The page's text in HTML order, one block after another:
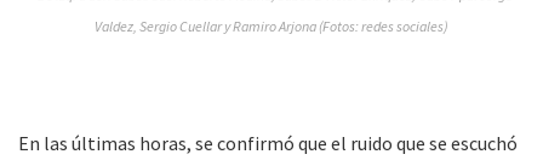
Valdez, Sergio Cuellar y Ramiro Arjona (Fotos: redes sociales)
En las últimas horas, se confirmó que el ruido que se escuchó